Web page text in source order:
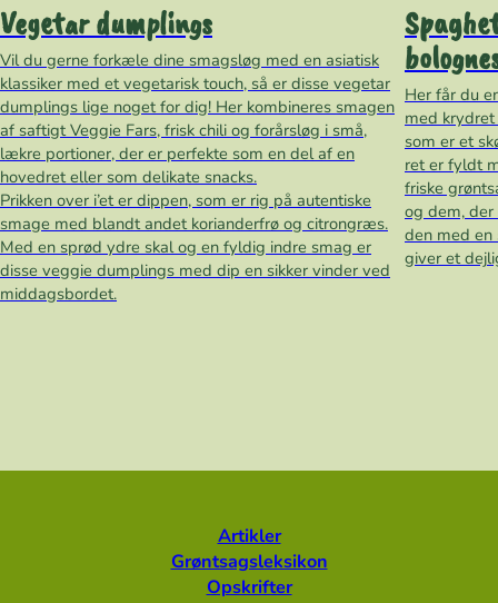
Vegetar dumplings
Vil du gerne forkæle dine smagsløg med en asiatisk
klassiker med et vegetarisk touch, så er disse vegetar
dumplings lige noget for dig! Her kombineres smagen
af saftigt Veggie Fars, frisk chili og forårsløg i små,
lækre portioner, der er perfekte som en del af en
hovedret eller som delikate snacks.
Prikken over i’et er dippen, som er rig på autentiske
smage med blandt andet korianderfrø og citrongræs.
Med en sprød ydre skal og en fyldig indre smag er
disse veggie dumplings med dip en sikker vinder ved
middagsbordet.
Her får du
med
som er et
ret er fyldt
friske
og dem,
den med en
giver et
Artikler
Grøntsagsleksikon
Opskrifter